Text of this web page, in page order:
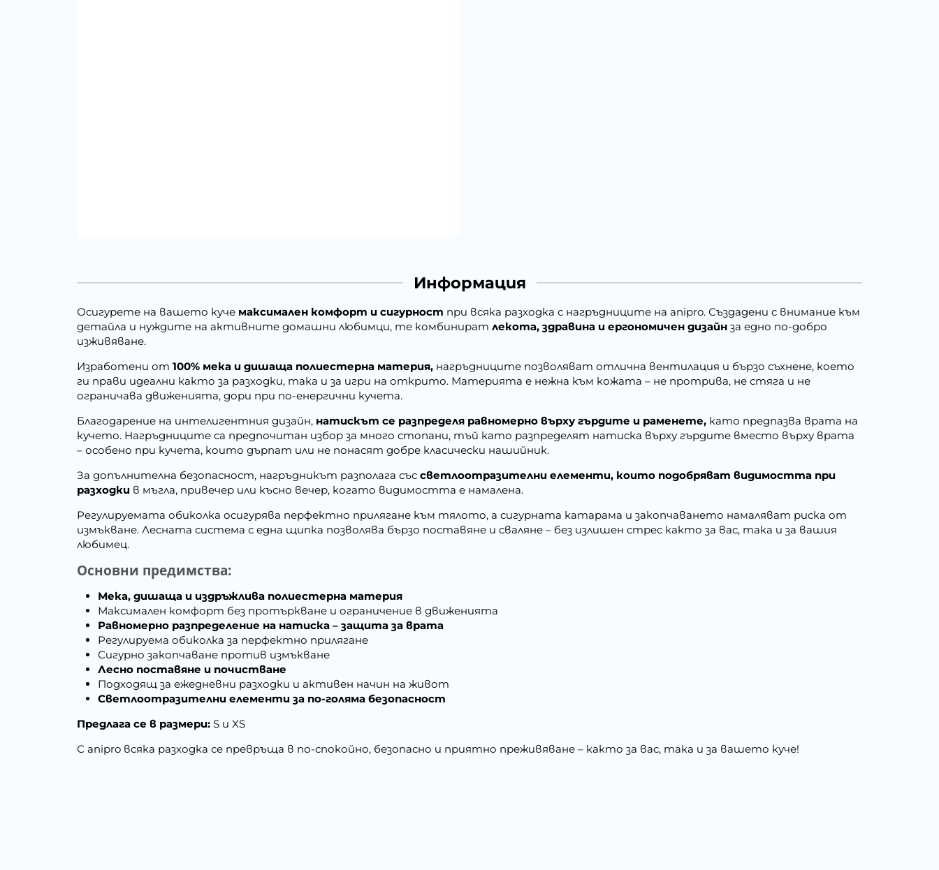
Информация
Осигурете на вашето куче максимален комфорт и сигурност при всяка разходка с нагръдниците наanipro. Създадени с внимание към
детайла и нуждите на активните домашни любимци, те комбиниратлекота, здравина и ергономичен дизайн за едно по-добро
изживяване.
Изработени от100% мека и дишаща полиестерна материя, нагръдниците позволяват отлична вентилация и бързо съхнене, което
ги прави идеални както за разходки, така и за игри на открито. Материята е нежна към кожата – не протрива, не стяга и не
ограничава движенията, дори при по-енергични кучета.
Благодарение на интелигентния дизайн, натискът се разпределя равномерно върху гърдите и раменете, като предпазва врата на
кучето. Нагръдниците са предпочитан избор за много стопани, тъй като разпределят натиска върху гърдите вместо върху врата
– особено при кучета, които дърпат или не понасят добре класически нашийник.
За допълнителна безопасност, нагръдникът разполага съссветлоотразителни елементи, които подобряват видимостта при
разходки в мъгла, привечер или късно вечер, когато видимостта е намалена.
Регулируемата обиколка осигурява перфектно прилягане към тялото, а сигурната катарама и закопчаването намаляват риска от
измъкване. Лесната система с една щипка позволява бързо поставяне и сваляне – без излишен стрес както за вас, така и за вашия
любимец.
Основни предимства:
Мека, дишаща и издръжлива полиестерна материя
Максимален комфорт без протъркване и ограничение в движенията
Равномерно разпределение на натиска – защитаза врата
Регулируема обиколка за перфектно прилягане
Сигурно закопчаване против измъкване
Лесно поставяне и почистване
Подходящ за ежедневни разходки и активен начин на живот
Светлоотразителни елементи за по-голяма безопасност
Предлага се в размери:S иXS
С anipro всяка разходка се превръща в по-спокойно, безопасно и приятно преживяване – както за вас, така и за вашето куче!